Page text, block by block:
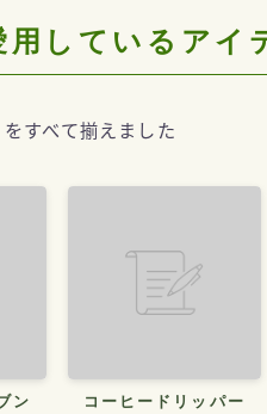
しているアイ
すべて揃えました
ン コーヒードリッパー